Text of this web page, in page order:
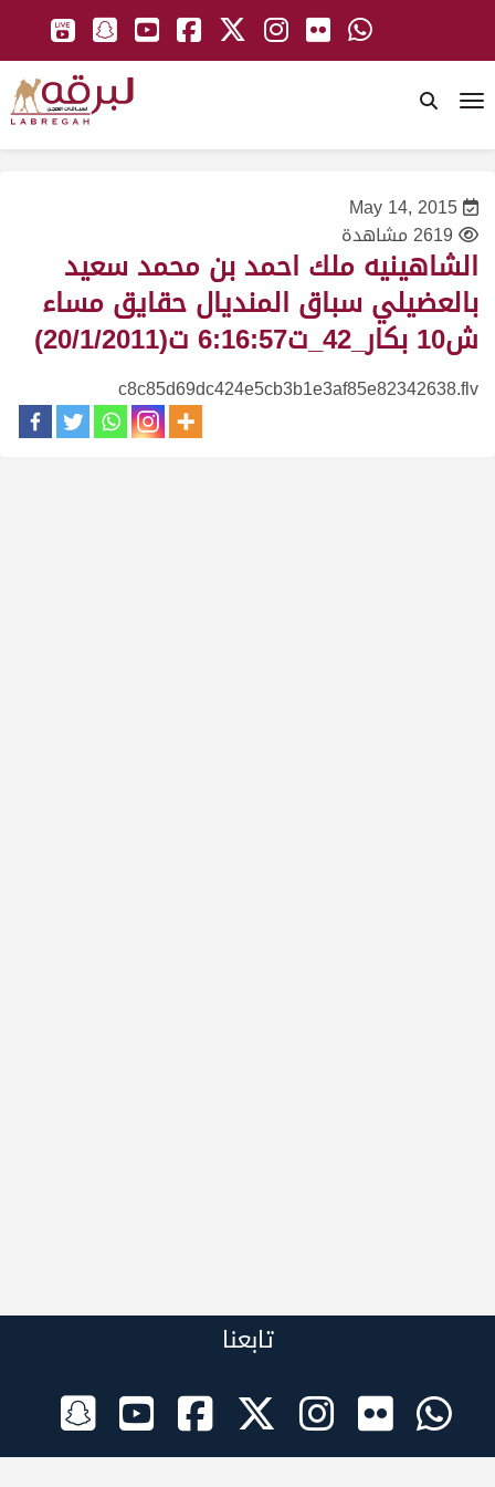
May 14, 2015
2619 مشاهدة
الشاهينيه ملك احمد بن محمد سعيد
بالعضيلي سباق المنديال حقايق مساء
ش10 بكار_42_ت6:16:57 ت(20/1/2011)
c8c85d69dc424e5cb3b1e3af85e82342638.flv
تابعنا